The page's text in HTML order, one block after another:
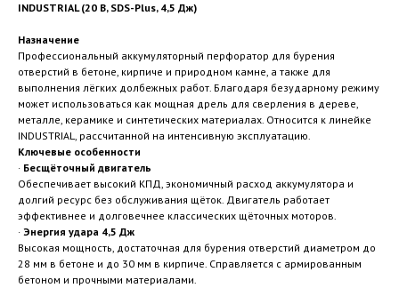
INDUSTRIAL (20 В, SDS-Plus, 4,5 Дж)
Назначение
Профессиональный аккумуляторный перфоратор для бурения
отверстий в бетоне, кирпиче и природном камне, а также для
выполнения лёгких долбежных работ. Благодаря безударному режиму
может использоваться как мощная дрель для сверления в дереве,
металле, керамике и синтетических материалах. Относится к линейке
INDUSTRIAL, рассчитанной на интенсивную эксплуатацию.
Ключевые особенности
· Бесщёточный двигатель
Обеспечивает высокий КПД, экономичный расход аккумулятора и
долгий ресурс без обслуживания щёток. Двигатель работает
эффективнее и долговечнее классических щёточных моторов.
· Энергия удара 4,5 Дж
Высокая мощность, достаточная для бурения отверстий диаметром до
28 мм в бетоне и до 30 мм в кирпиче. Справляется с армированным
бетоном и прочными материалами.